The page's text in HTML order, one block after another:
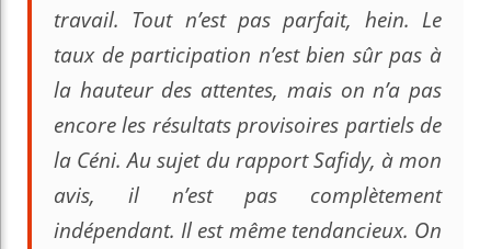
travail. Tout n’est pas parfait, hein. Le
taux de participation n’est bien sûr pas à
la hauteur des attentes, mais on n’a pas
encore les résultats provisoires partiels de
la Céni. Au sujet du rapport Safidy, à mon
avis, il n’est pas complètement
indépendant. Il est même tendancieux. On